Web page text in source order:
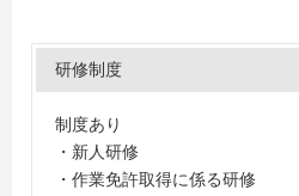
研修制度
制度あり
・新人研修
・作業免許取得に係る研修